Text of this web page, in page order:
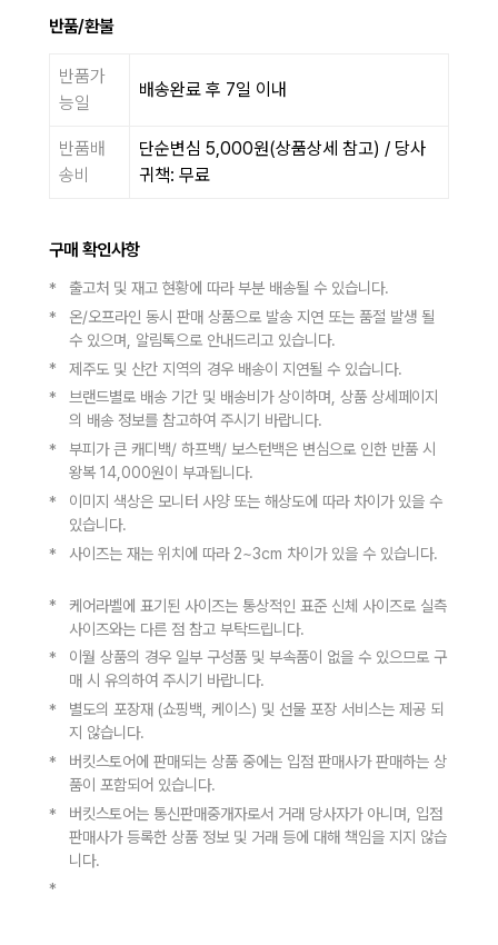
반품/환불
반품가
능일
배송완료 후 7일 이내
반품배
송비
단순변심 5,000원(상품상세 참고) / 당사
귀책: 무료
구매 확인사항
출고처 및 재고 현황에 따라 부분 배송될 수 있습니다.ㅤ
온/오프라인 동시 판매 상품으로 발송 지연 또는 품절 발생 될
수 있으며, 알림톡으로 안내드리고 있습니다.ㅤ
제주도 및 산간 지역의 경우 배송이 지연될 수 있습니다.ㅤ
브랜드별로 배송 기간 및 배송비가 상이하며, 상품 상세페이지
의 배송 정보를 참고하여 주시기 바랍니다.ㅤ
부피가 큰 캐디백/ 하프백/ 보스턴백은 변심으로 인한 반품 시
왕복 14,000원이 부과됩니다.ㅤ
이미지 색상은 모니터 사양 또는 해상도에 따라 차이가 있을 수
있습니다.ㅤ
사이즈는 재는 위치에 따라 2~3cm 차이가 있을 수 있습니다.
케어라벨에 표기된 사이즈는 통상적인 표준 신체 사이즈로 실측
사이즈와는 다른 점 참고 부탁드립니다.ㅤ
이월 상품의 경우 일부 구성품 및 부속품이 없을 수 있으므로 구
매 시 유의하여 주시기 바랍니다.ㅤ
별도의 포장재 (쇼핑백, 케이스) 및 선물 포장 서비스는 제공 되
지 않습니다. ㅤ
버킷스토어에 판매되는 상품 중에는 입점 판매사가 판매하는 상
품이 포함되어 있습니다.ㅤ
버킷스토어는 통신판매중개자로서 거래 당사자가 아니며, 입점
판매사가 등록한 상품 정보 및 거래 등에 대해 책임을 지지 않습
니다.ㅤ